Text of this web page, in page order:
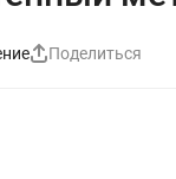
Поделиться